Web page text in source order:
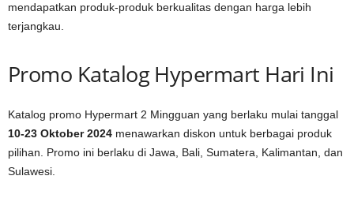
mendapatkan produk-produk berkualitas dengan harga lebih
terjangkau.
Promo Katalog Hypermart Hari Ini
Katalog promo Hypermart 2 Mingguan yang berlaku mulai tanggal
10-23 Oktober 2024 menawarkan diskon untuk berbagai produk
pilihan. Promo ini berlaku di Jawa, Bali, Sumatera, Kalimantan, dan
Sulawesi.